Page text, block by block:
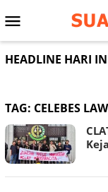
ke
Menu
Mobile
HEADLINE HARI
TAG: CELEBES